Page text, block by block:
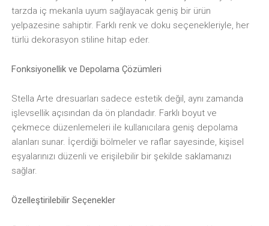
tarzda iç mekanla uyum sağlayacak geniş bir ürün
yelpazesine sahiptir. Farklı renk ve doku seçenekleriyle, her
türlü dekorasyon stiline hitap eder.
Fonksiyonellik ve Depolama Çözümleri
Stella Arte dresuarları sadece estetik değil, aynı zamanda
işlevsellik açısından da ön plandadır. Farklı boyut ve
çekmece düzenlemeleri ile kullanıcılara geniş depolama
alanları sunar. İçerdiği bölmeler ve raflar sayesinde, kişisel
eşyalarınızı düzenli ve erişilebilir bir şekilde saklamanızı
sağlar.
Özelleştirilebilir Seçenekler